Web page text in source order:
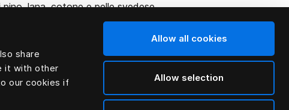
share
it with other
our cookies if
Allow all cookies
Allow selection
lana, cotone e pelle svedese